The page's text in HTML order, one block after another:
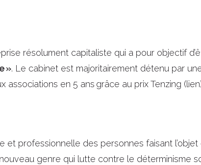
résolument capitaliste qui a pour objectif
». Le cabinet est majoritairement détenu par
associations en 5 ans grâce au prix Tenzing
et professionnelle des personnes faisant l’objet
nouveau genre qui lutte contre le déterminisme